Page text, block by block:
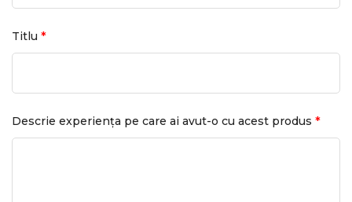
Titlu *
Descrie experiența pe care ai avut-o cu acest produs *